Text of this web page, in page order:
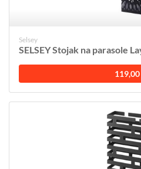
Selsey
SELSEY Stojak na parasole
119,00